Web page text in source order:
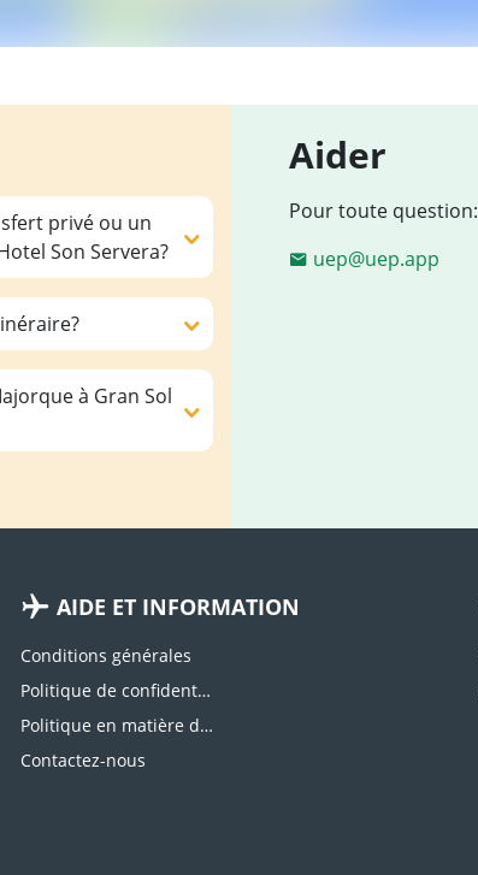
privé ou un
Son Servera?
à Gran Sol
Aider
Pour toute question:
uep@uep.app
AIDE ET INFORMATION
Conditions générales
Politique de confidentialité
Politique en matière de cookies
Contactez-nous